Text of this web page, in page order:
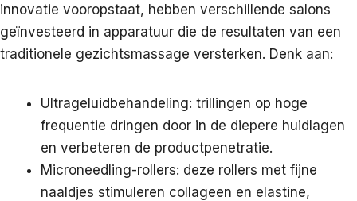
innovatie vooropstaat, hebben verschillende salons
geïnvesteerd in apparatuur die de resultaten van een
traditionele gezichtsmassage versterken. Denk aan:
Ultrageluidbehandeling: trillingen op hoge
frequentie dringen door in de diepere huidlagen
en verbeteren de productpenetratie.
Microneedling-rollers: deze rollers met fijne
naaldjes stimuleren collageen en elastine,